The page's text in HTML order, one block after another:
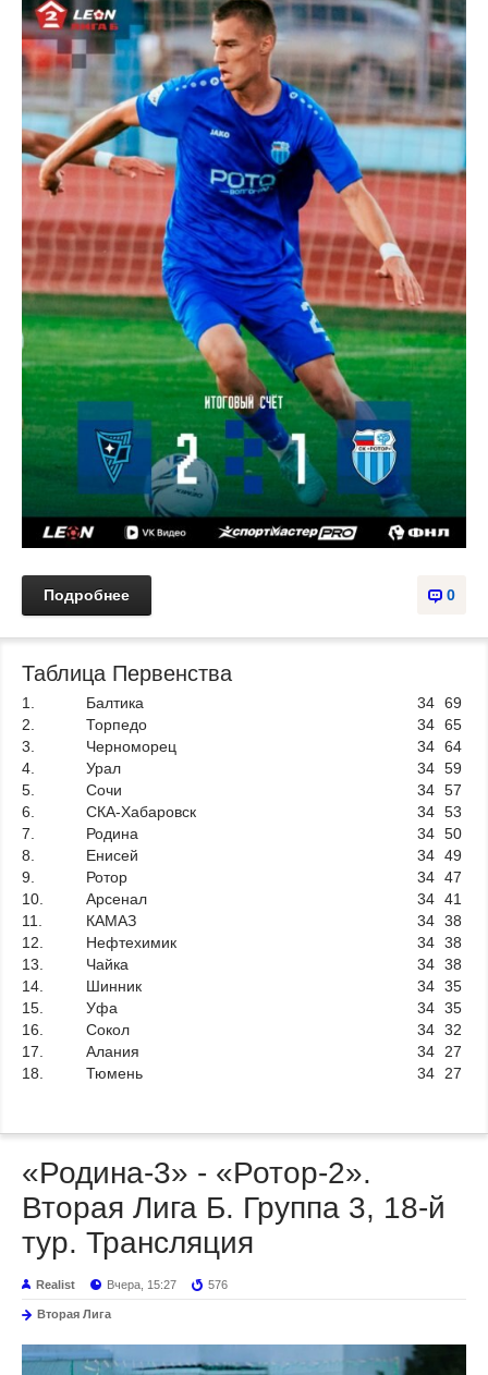
0
Подробнее
Таблица Первенства
1. Балтика 34 69
2.
Торпедо 34 65
3.
Черноморец 34 64
4.
Урал 34 59
5.
Сочи 34 57
6.
СКА-Хабаровск 34 53
7.
Родина 34 50
8.
Енисей 34 49
9.
Ротор 34 47
10.
Арсенал 34 41
11.
КАМАЗ 34 38
12.
Нефтехимик 34 38
13.
Чайка 34 38
14.
Шинник 34 35
15.
Уфа 34 35
16.
Сокол 34 32
17.
Алания 34 27
18.
Тюмень 34 27
«Родина-3» - «Ротор-2».
Вторая Лига Б. Группа 3, 18-й
тур. Трансляция
Realist Вчера, 15:27 576
Вторая Лига